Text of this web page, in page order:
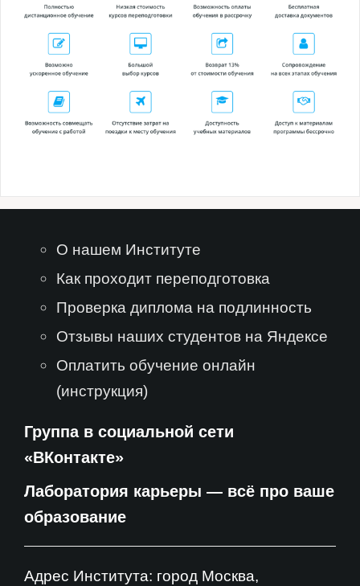
О нашем Институте
Как проходит переподготовка
Проверка диплома на подлинность
Отзывы наших студентов на Яндексе
Оплатить обучение онлайн
(инструкция)
Группа в социальной сети
«ВКонтакте»
Лаборатория карьеры — всё про ваше
образование
Адрес Института: город Москва,